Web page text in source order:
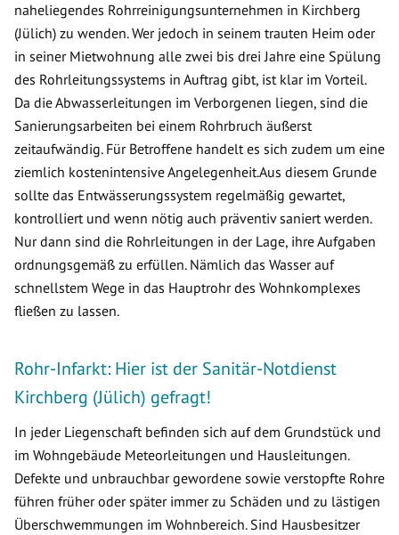
naheliegendes Rohrreinigungsunternehmen in Kirchberg
(Jülich) zu wenden. Wer jedoch in seinem trauten Heim oder
in seiner Mietwohnung alle zwei bis drei Jahre eine Spülung
des Rohrleitungssystems in Auftrag gibt, ist klar im Vorteil.
Da die Abwasserleitungen im Verborgenen liegen, sind die
Sanierungsarbeiten bei einem Rohrbruch äußerst
zeitaufwändig. Für Betroffene handelt es sich zudem um eine
ziemlich kostenintensive Angelegenheit.Aus diesem Grunde
sollte das Entwässerungssystem regelmäßig gewartet,
kontrolliert und wenn nötig auch präventiv saniert werden.
Nur dann sind die Rohrleitungen in der Lage, ihre Aufgaben
ordnungsgemäß zu erfüllen. Nämlich das Wasser auf
schnellstem Wege in das Hauptrohr des Wohnkomplexes
fließen zu lassen.
Rohr-Infarkt: Hier ist der Sanitär-Notdienst
Kirchberg (Jülich) gefragt!
In jeder Liegenschaft befinden sich auf dem Grundstück und
im Wohngebäude Meteorleitungen und Hausleitungen.
Defekte und unbrauchbar gewordene sowie verstopfte Rohre
führen früher oder später immer zu Schäden und zu lästigen
Überschwemmungen im Wohnbereich. Sind Hausbesitzer